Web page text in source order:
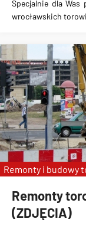
Specjalnie dla Was
wrocławskich
Remonty
(ZDJĘCIA)
Remonty i budowy